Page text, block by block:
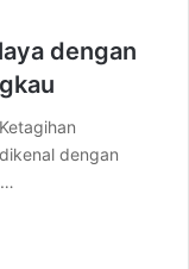
dengan
dengan